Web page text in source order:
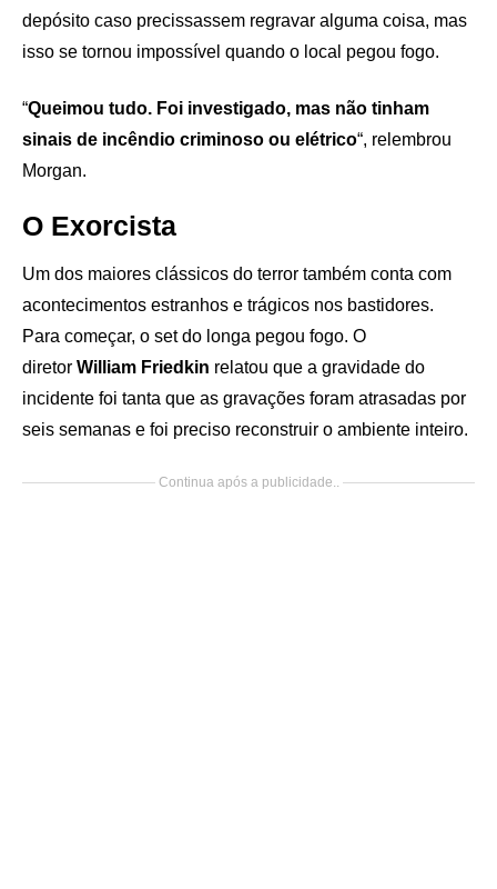
depósito caso precissassem regravar alguma coisa, mas
isso se tornou impossível quando o local pegou fogo.
“Queimou tudo. Foi investigado, mas não tinham
sinais de incêndio criminoso ou elétrico“, relembrou
Morgan.
O Exorcista
Um dos maiores clássicos do terror também conta com
acontecimentos estranhos e trágicos nos bastidores.
Para começar, o set do longa pegou fogo. O
diretor William Friedkin relatou que a gravidade do
incidente foi tanta que as gravações foram atrasadas por
seis semanas e foi preciso reconstruir o ambiente inteiro.
Continua após a publicidade..